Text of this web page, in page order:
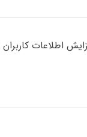
اطلاعات